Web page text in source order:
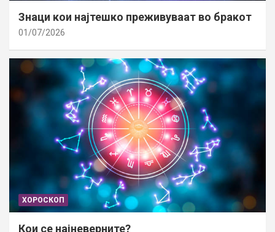
Знаци кои најтешко преживуваат во бракот
01/07/2026
ХОРОСКОП
Кои се најневерните?